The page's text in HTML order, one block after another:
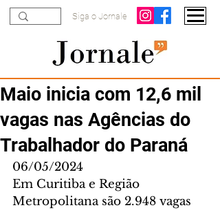
Siga o Jornale
Maio inicia com 12,6 mil
vagas nas Agências do
Trabalhador do Paraná
06/05/2024
Em Curitiba e Região
Metropolitana são 2.948 vagas